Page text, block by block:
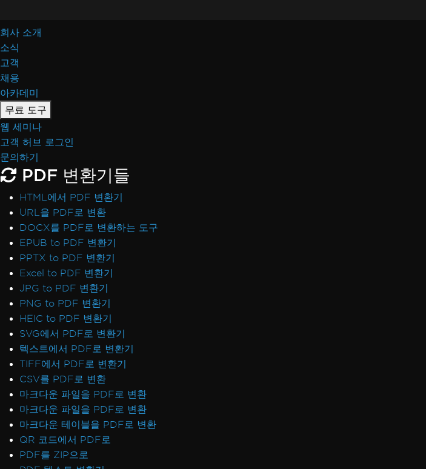
회사 소개
소식
고객
채용
아카데미
무료 도구
웹 세미나
고객 허브 로그인
문의하기
PDF 변환기들
HTML에서 PDF 변환기
URL을 PDF로 변환
DOCX를 PDF로 변환하는 도구
EPUB to PDF 변환기
PPTX to PDF 변환기
Excel to PDF 변환기
JPG to PDF 변환기
PNG to PDF 변환기
HEIC to PDF 변환기
SVG에서 PDF로 변환기
텍스트에서 PDF로 변환기
TIFF에서 PDF로 변환기
CSV를 PDF로 변환
마크다운 파일을 PDF로 변환
마크다운 파일을 PDF로 변환
마크다운 테이블을 PDF로 변환
QR 코드에서 PDF로
PDF를 ZIP으로